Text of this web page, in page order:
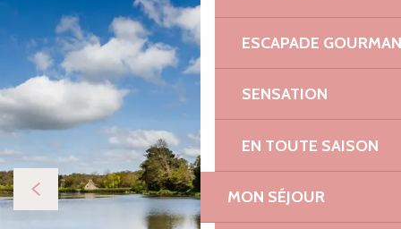
ESCAPADE
SENSATION
EN TOUTE SAISON
MON SÉJOUR